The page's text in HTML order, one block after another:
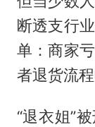
断透支行
单：商家
者退货流程
“退衣姐”